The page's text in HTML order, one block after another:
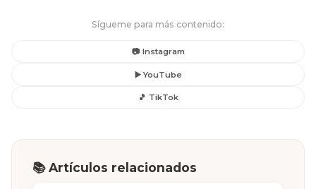
Sígueme para más contenido:
📷 Instagram
▶️ YouTube
🎵 TikTok
📚 Artículos relacionados